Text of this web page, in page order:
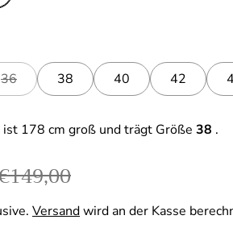
36 38 40 42
178 cm groß und trägt Größe 38 .
Preis
Versandwird an der Kasse